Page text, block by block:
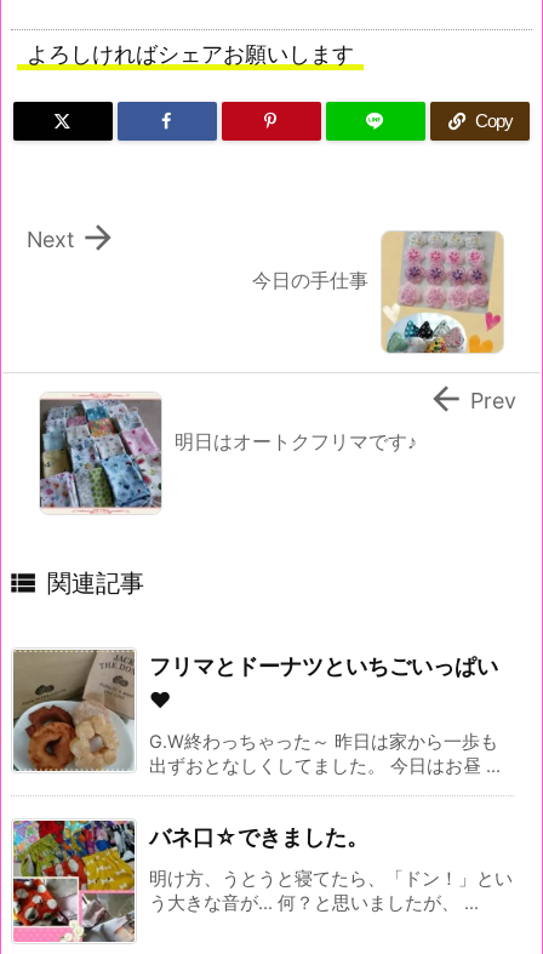
よろしければシェアお願いします
Copy
今日の手仕事

Next
明日はオートクフリマです♪
 Prev
 関連記事
フリマとドーナツといちごいっぱい
♥️
G.W終わっちゃった～ 昨日は家から一歩も
出ずおとなしくしてました。 今日はお昼 ...
バネ口☆できました。
明け方、うとうと寝てたら、「ドン！」とい
う大きな音が... 何？と思いましたが、 ...